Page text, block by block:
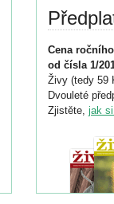
Cena
od čísla 1/
Živy (tedy 59
Dvouleté
Zjistěte, jak